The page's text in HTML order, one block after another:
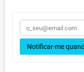
Notificar-me